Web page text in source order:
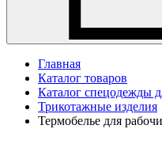
Главная
Каталог товаров
Каталог спецодежды
Трикотажные изделия
Термобелье для